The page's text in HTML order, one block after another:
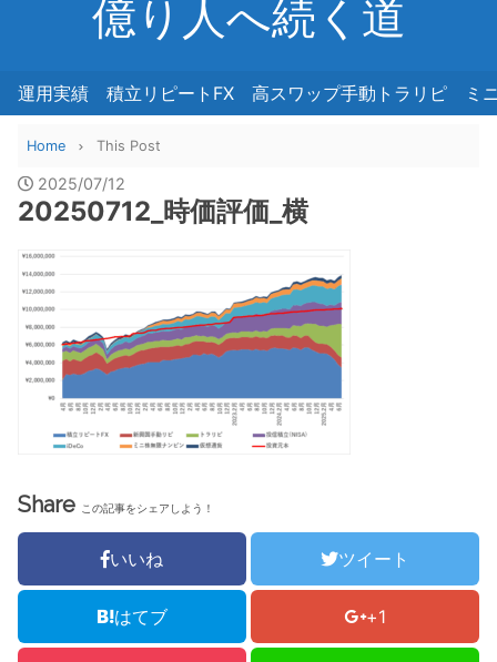
億り人へ続く道
運用実績 積立リピートFX 高スワップ手動トラリピ ミ
Home This Post
2025/07/12
20250712_時価評価_横
Share この記事をシェアしよう！
いいね ツイート
はてブ +1